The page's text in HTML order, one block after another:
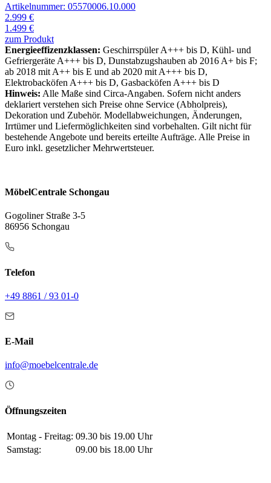
Artikelnummer: 05570006.10.000
2.999 €
1.499 €
zum Produkt
Energieeffizenzklassen: Geschirrspüler A+++ bis D, Kühl- und
Gefriergeräte A+++ bis D, Dunstabzugshauben ab 2016 A+ bis F;
ab 2018 mit A++ bis E und ab 2020 mit A+++ bis D,
Elektrobacköfen A+++ bis D, Gasbacköfen A+++ bis D
Hinweis: Alle Maße sind Circa-Angaben. Sofern nicht anders
deklariert verstehen sich Preise ohne Service (Abholpreis),
Dekoration und Zubehör. Modellabweichungen, Änderungen,
Irrtümer und Liefermöglichkeiten sind vorbehalten. Gilt nicht für
bestehende Angebote und bereits erteilte Aufträge. Alle Preise in
Euro inkl. gesetzlicher Mehrwertsteuer.
MöbelCentrale Schongau
Gogoliner Straße 3-5
86956 Schongau
Telefon
+49 8861 / 93 01-0
E-Mail
info@moebelcentrale.de
Öffnungszeiten
Montag - Freitag: 09.30 bis 19.00 Uhr
Samstag:
09.00 bis 18.00 Uhr